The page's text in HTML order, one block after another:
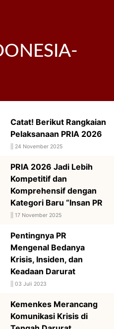
Catat! Berikut Rangkaian
Pelaksanaan PRIA 2026
24 November 2025
PRIA 2026 Jadi Lebih
Kompetitif dan
Komprehensif dengan
Kategori Baru “Insan PR
17 November 2025
Pentingnya PR
Mengenal Bedanya
Krisis, Insiden, dan
Keadaan Darurat
03 Juli 2023
Kemenkes Merancang
Komunikasi Krisis di